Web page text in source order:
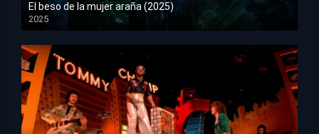
El beso de la mujer araña (2025)
2025
HD 1080p